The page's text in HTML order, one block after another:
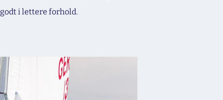
i lettere forhold.